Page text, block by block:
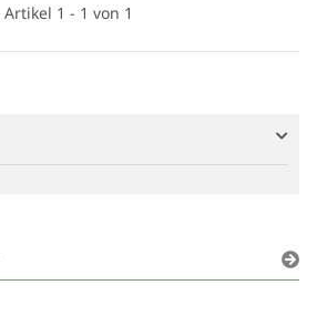
Artikel 1 - 1 von 1